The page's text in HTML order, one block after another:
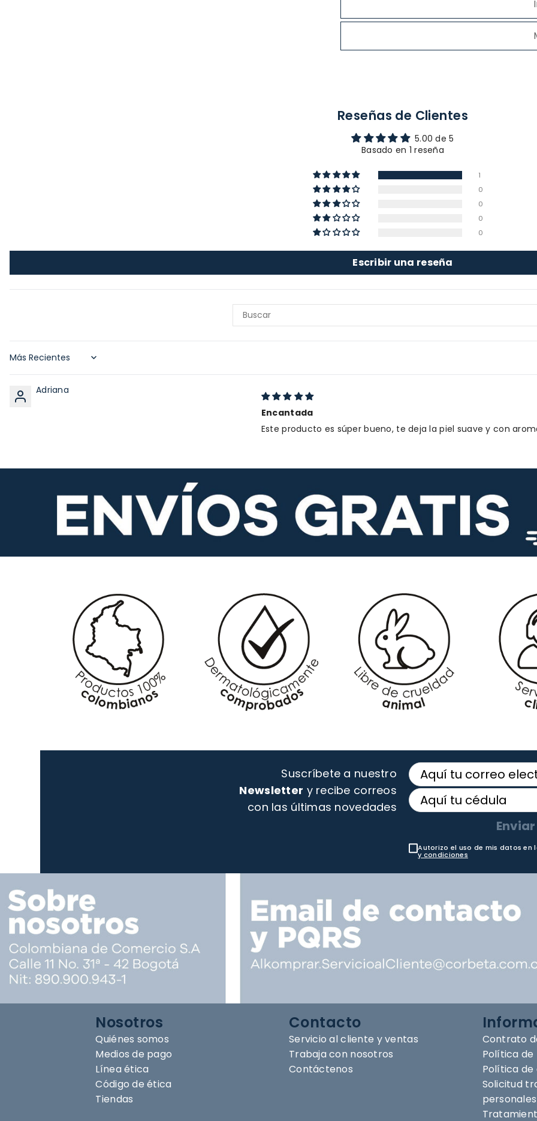
Reseñas de Clientes
5.00 de 5
Basado en 1 reseña
1
0
0
0
0
Escribir una reseña
Sort by
Adriana
Encantada
Este producto es súper bueno, te deja la piel suave y con
Suscríbete a nuestro
Newsletter y recibe correos
con las últimas novedades
Enviar
Autorizo el uso de mis datos en
y condiciones
Nosotros
Quiénes somos
Medios de pago
Línea ética
Código de ética
Tiendas
Contacto
Servicio al cliente y ventas
Trabaja con nosotros
Contáctenos
Contrato
Política
Política de
Solicitud
personales